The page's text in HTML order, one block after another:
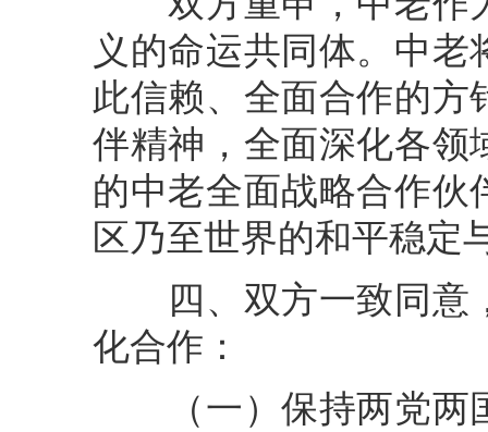
义的命运共同体。中
此信赖、全面合作的方
伴精神，全面深化各领
的中老全面战略合作伙
区乃至世界的和平稳定
四、双方一致同意
化合作：
（一）保持两党两